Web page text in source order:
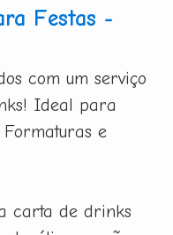
Festas -
com um serviço
Ideal para
Formaturas e
carta de drinks